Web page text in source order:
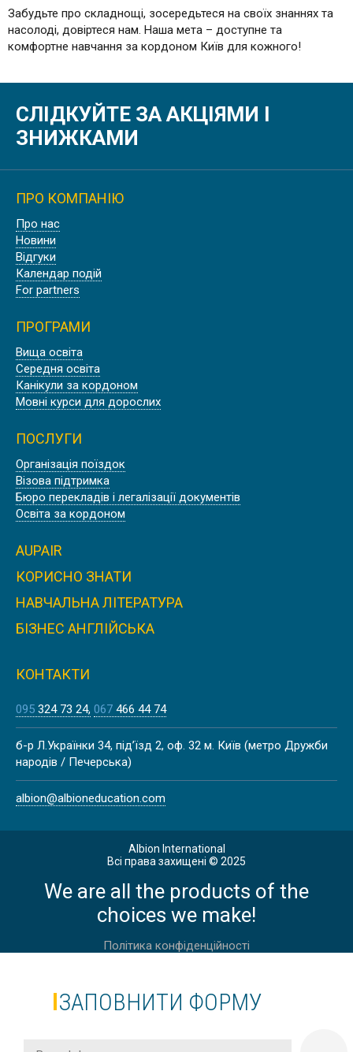
Забудьте про складнощі, зосередьтеся на своїх знаннях та
насолоді, довіртеся нам. Наша мета – доступне та
комфортне навчання за кордоном Київ для кожного!
СЛІДКУЙТЕ ЗА АКЦІЯМИ І
ЗНИЖКАМИ
ПРО КОМПАНІЮ
Про нас
Новини
Відгуки
Календар подій
For partners
ПРОГРАМИ
Вища освіта
Середня освіта
Канікули за кордоном
Мовні курси для дорослих
ПОСЛУГИ
Організація поїздок
Візова підтримка
Бюро перекладів і легалізації документів
Освіта за кордоном
AUPAIR
КОРИСНО ЗНАТИ
НАВЧАЛЬНА ЛІТЕРАТУРА
БІЗНЕС АНГЛІЙСЬКА
КОНТАКТИ
095 324 73 24 067 466 44 74
б-р Л.Українки 34, під’їзд 2, оф. 32 м. Київ (метро Дружби
народів / Печерська)
albion@albioneducation.com
Albion International
Всі права захищені © 2025
We are all the products of the
choices we make!
Політика конфіденційності
ЗАПОВНИТИ ФОРМУ